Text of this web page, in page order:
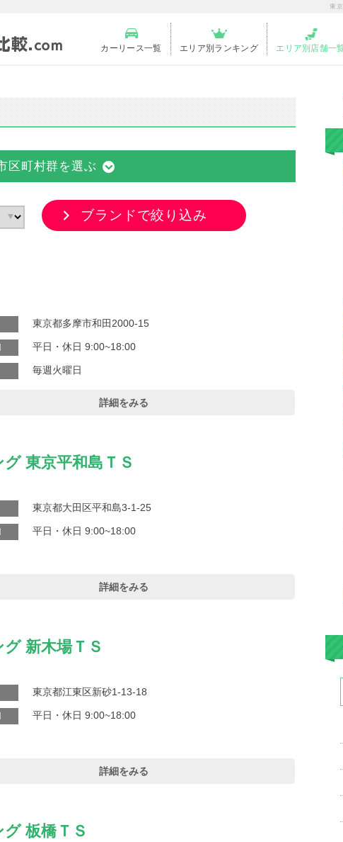
東
カーリース一覧 エリア別ランキング エリア別店舗一
区町村群を選ぶ
ブランドで絞り込み
東京都多摩市和田2000-15
平日・休日 9:00~18:00
毎週火曜日
詳細をみる
東京平和島ＴＳ
東京都大田区平和島3-1-25
平日・休日 9:00~18:00
詳細をみる
新木場ＴＳ
東京都江東区新砂1-13-18
平日・休日 9:00~18:00
詳細をみる
板橋ＴＳ